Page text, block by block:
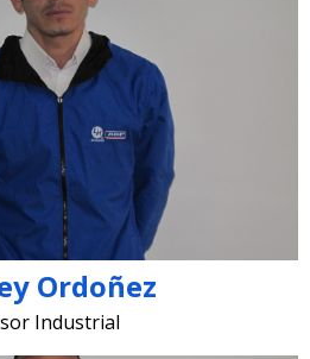
@lugohermanos.com
Ordoñez
Industrial